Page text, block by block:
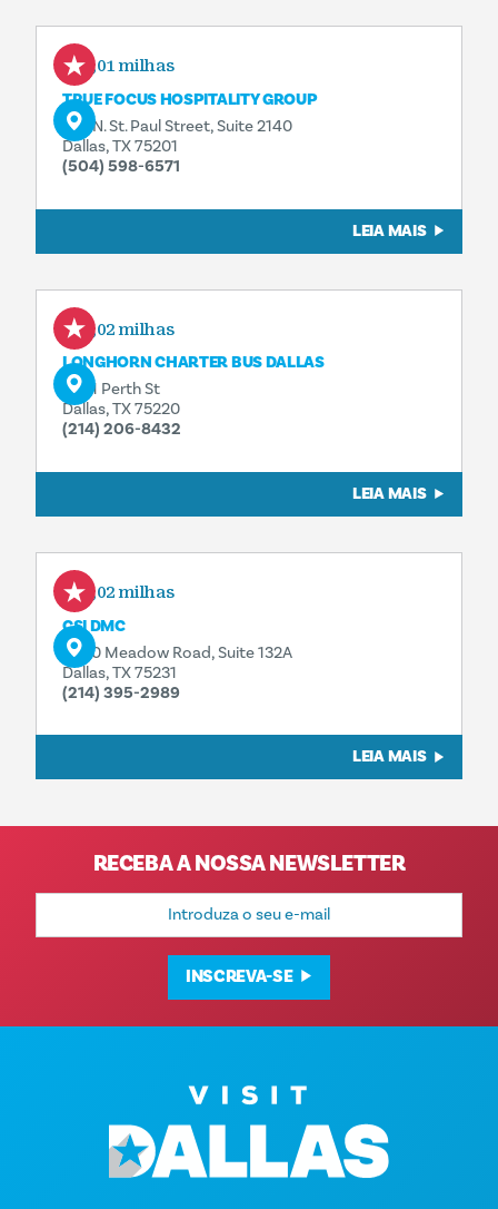
0,01 milhas
TRUE FOCUS HOSPITALITY GROUP
325 N. St. Paul Street, Suite 2140
Dallas, TX 75201
(504) 598-6571
LEIA MAIS
0,02 milhas
LONGHORN CHARTER BUS DALLAS
2601 Perth St
Dallas, TX 75220
(214) 206-8432
LEIA MAIS
0,02 milhas
CSI DMC
8340 Meadow Road, Suite 132A
Dallas, TX 75231
(214) 395-2989
LEIA MAIS
RECEBA A NOSSA NEWSLETTER
Endereço
e-
INSCREVA-SE